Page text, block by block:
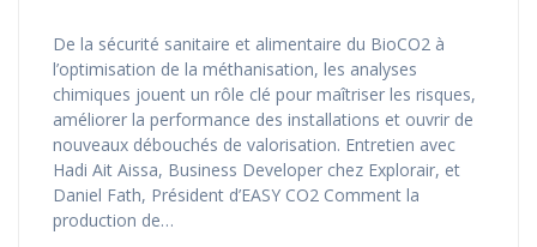
De la sécurité sanitaire et alimentaire du BioCO2 à
l’optimisation de la méthanisation, les analyses
chimiques jouent un rôle clé pour maîtriser les risques,
améliorer la performance des installations et ouvrir de
nouveaux débouchés de valorisation. Entretien avec
Hadi Ait Aissa, Business Developer chez Explorair, et
Daniel Fath, Président d’EASY CO2 Comment la
production de…